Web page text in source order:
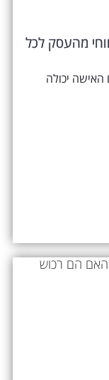
מהעסק לכל
האישה יכולה